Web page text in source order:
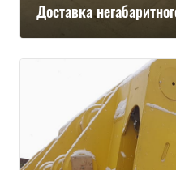
Доставка